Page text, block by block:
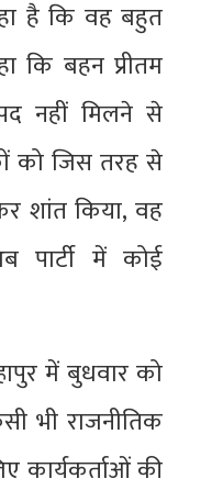
है कि वह बहुत
कि बहन प्रीतम
नहीं मिलने से
को जिस तरह से
शांत किया, वह
पार्टी में कोई
में बुधवार को
भी राजनीतिक
कार्यकर्ताओं की